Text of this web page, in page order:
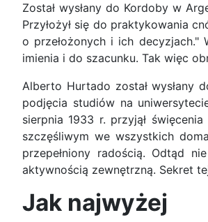
Został wysłany do Kordoby w
Przyłożył się do praktykowania
o przełożonych i ich decyzjach."
imienia i do szacunku. Tak więc
Alberto Hurtado został wysłany
podjęcia studiów na
sierpnia 1933 r. przyjął
szczęśliwym we wszystkich
przepełniony radością. Odtąd
aktywnością zewnętrzną. Sekret
Jak najwyżej